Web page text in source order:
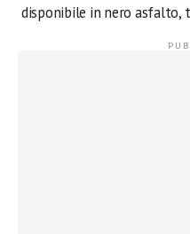
disponibile in nero asfalto,